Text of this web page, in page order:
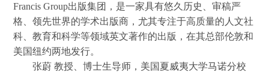
Francis Group出版集团，是一家具有悠久历史、审稿严
格、领先世界的学术出版商，尤其专注于高质量的人文社
科、教育和科学等领域英文著作的出版，在其总部伦敦和
美国纽约两地发行。
张蔚 教授、博士生导师，美国夏威夷大学马诺分校